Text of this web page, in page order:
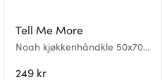
Tell Me More
Noah kjøkkenhåndkle 50x70
249 kr